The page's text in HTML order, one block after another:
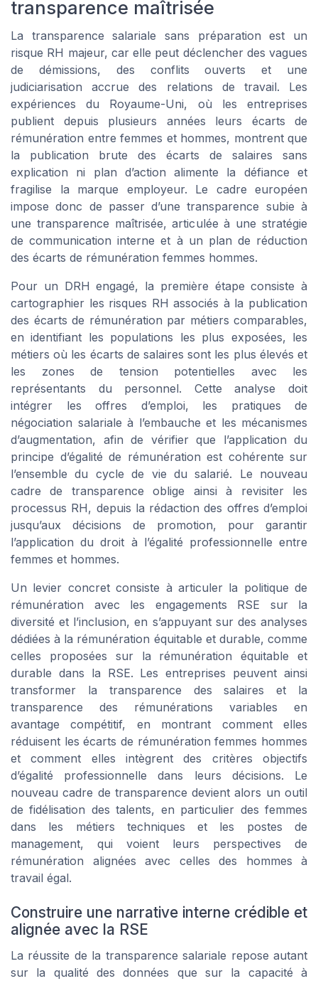
transparence maîtrisée
La transparence salariale sans préparation est un
risque RH majeur, car elle peut déclencher des vagues
de démissions, des conflits ouverts et une
judiciarisation accrue des relations de travail. Les
expériences du Royaume-Uni, où les entreprises
publient depuis plusieurs années leurs écarts de
rémunération entre femmes et hommes, montrent que
la publication brute des écarts de salaires sans
explication ni plan d’action alimente la défiance et
fragilise la marque employeur. Le cadre européen
impose donc de passer d’une transparence subie à
une transparence maîtrisée, articulée à une stratégie
de communication interne et à un plan de réduction
des écarts de rémunération femmes hommes.
Pour un DRH engagé, la première étape consiste à
cartographier les risques RH associés à la publication
des écarts de rémunération par métiers comparables,
en identifiant les populations les plus exposées, les
métiers où les écarts de salaires sont les plus élevés et
les zones de tension potentielles avec les
représentants du personnel. Cette analyse doit
intégrer les offres d’emploi, les pratiques de
négociation salariale à l’embauche et les mécanismes
d’augmentation, afin de vérifier que l’application du
principe d’égalité de rémunération est cohérente sur
l’ensemble du cycle de vie du salarié. Le nouveau
cadre de transparence oblige ainsi à revisiter les
processus RH, depuis la rédaction des offres d’emploi
jusqu’aux décisions de promotion, pour garantir
l’application du droit à l’égalité professionnelle entre
femmes et hommes.
Un levier concret consiste à articuler la politique de
rémunération avec les engagements RSE sur la
diversité et l’inclusion, en s’appuyant sur des analyses
dédiées à la rémunération équitable et durable, comme
celles proposées sur la rémunération équitable et
durable dans la RSE. Les entreprises peuvent ainsi
transformer la transparence des salaires et la
transparence des rémunérations variables en
avantage compétitif, en montrant comment elles
réduisent les écarts de rémunération femmes hommes
et comment elles intègrent des critères objectifs
d’égalité professionnelle dans leurs décisions. Le
nouveau cadre de transparence devient alors un outil
de fidélisation des talents, en particulier des femmes
dans les métiers techniques et les postes de
management, qui voient leurs perspectives de
rémunération alignées avec celles des hommes à
travail égal.
Construire une narrative interne crédible et
alignée avec la RSE
La réussite de la transparence salariale repose autant
sur la qualité des données que sur la capacité à